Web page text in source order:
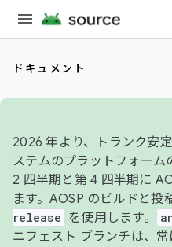
ドキュメント
2026 年より、トランク安
ステムのプラットフォー
2 四半期と第 4 四半期に
ます。AOSP のビルドと投
release
を使用します。
ニフェスト ブランチは、